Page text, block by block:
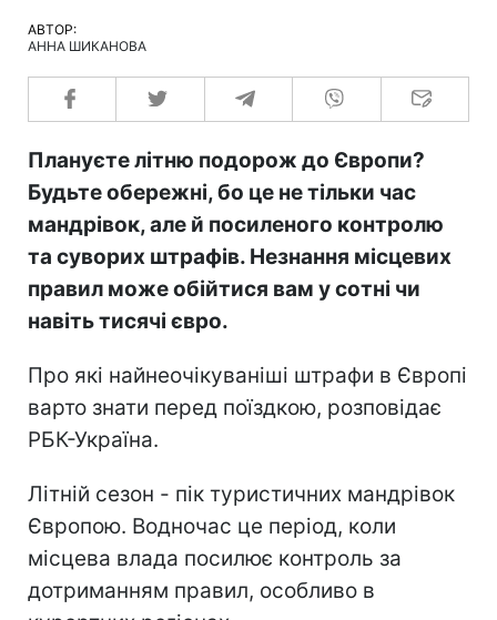
АВТОР:
АННА ШИКАНОВА
Плануєте літню подорож до Європи?
Будьте обережні, бо це не тільки час
мандрівок, але й посиленого контролю
та суворих штрафів. Незнання місцевих
правил може обійтися вам у сотні чи
навіть тисячі євро.
Про які найнеочікуваніші штрафи в Європі
варто знати перед поїздкою, розповідає
РБК-Україна.
Літній сезон - пік туристичних мандрівок
Європою. Водночас це період, коли
місцева влада посилює контроль за
дотриманням правил, особливо в